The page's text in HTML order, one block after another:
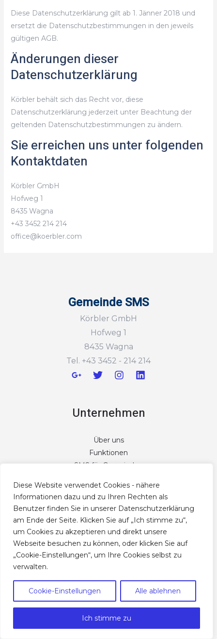
Diese Website verwendet Cookies - nähere
Informationen dazu und zu Ihren Rechten als
Benutzer finden Sie in unserer Datenschutzerklärung
am Ende der Seite. Klicken Sie auf „Ich stimme zu“,
um Cookies zu akzeptieren und direkt unsere
Webseite besuchen zu können, oder klicken Sie auf
„Cookie-Einstellungen“, um Ihre Cookies selbst zu
verwalten.
Cookie-Einstellungen Alle ablehnen
Ich stimme zu
Diese Datenschutzerklärung gilt ab 1. Jänner 2018 und
ersetzt die Datenschutzbestimmungen in den jeweils
gültigen AGB.
Änderungen dieser
Datenschutzerklärung
Körbler behält sich das Recht vor, diese
Datenschutzerklärung jederzeit unter Beachtung der
geltenden Datenschutzbestimmungen zu ändern.
Sie erreichen uns unter folgenden
Kontaktdaten
Körbler GmbH
Hofweg 1
8435 Wagna
+43 3452 214 214
office@koerbler.com
Gemeinde SMS
Körbler GmbH
Hofweg 1
8435 Wagna
Tel. +43 3452 - 214 214
Unternehmen
Über uns
Funktionen
SMS für Gemeinden
Agentur
Über Koerbler
Gemeindeportal
1Tool
Links
Blog
CRM